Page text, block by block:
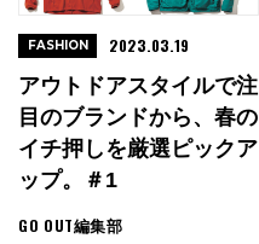
アウトドアスタイルで注
目のブランドから、春の
イチ押しを厳選ピックア
ップ。＃1
GO OUT編集部
FASHION 2023.03.19